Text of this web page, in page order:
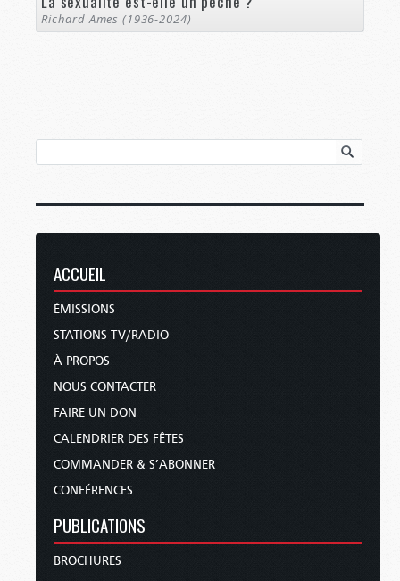
Richard Ames (1936-2024)
ACCUEIL
ÉMISSIONS
STATIONS TV/RADIO
À PROPOS
NOUS CONTACTER
FAIRE UN DON
CALENDRIER DES FÊTES
COMMANDER & S’ABONNER
CONFÉRENCES
PUBLICATIONS
BROCHURES